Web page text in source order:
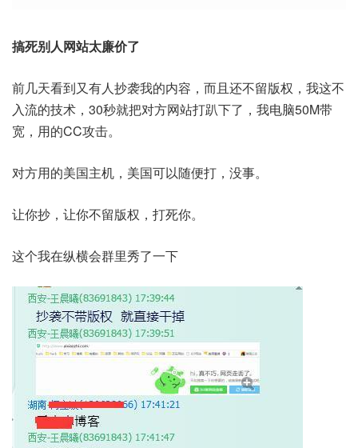
搞死别人网站太廉价了
前几天看到又有人抄袭我的内容，而且还不留版权，我这不
入流的技术，30秒就把对方网站打趴下了，我电脑50M带
宽，用的CC攻击。
对方用的美国主机，美国可以随便打，没事。
让你抄，让你不留版权，打死你。
这个我在纵横会群里秀了一下